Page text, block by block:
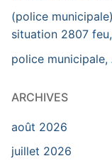
(police
situation 2807
police
ARCHIVES
août 2026
juillet 2026